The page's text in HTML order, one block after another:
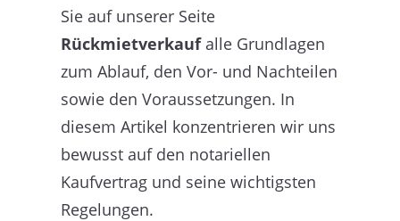
Sie auf unserer Seite
Rückmietverkaufalle Grundlagen
zum Ablauf, den Vor- und Nachteilen
sowie den Voraussetzungen. In
diesem Artikel konzentrieren wir uns
bewusst auf den notariellen
Kaufvertrag und seine wichtigsten
Regelungen.